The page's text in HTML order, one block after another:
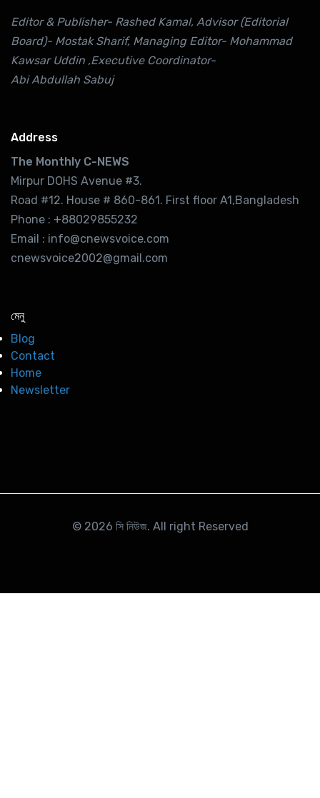
Editor & Publisher- Rashed Kamal, Advisor (Editorial
Board)- Mostak Sharif, Managing Editor- Mohammad
Kawsar Uddin ,Executive Coordinator-
Abi Abdullah Sabuj
Address
The Monthly C-NEWS
Mirpur DOHS Avenue #3.
Road #12. House # 860-861. First floor A1,Bangladesh
Phone : +88029855232
Email : info@cnewsvoice.com
cnewsvoice2002@gmail.com
মেনু
Blog
Contact
Home
Newsletter
© 2026 সি নিউজ. All right Reserved